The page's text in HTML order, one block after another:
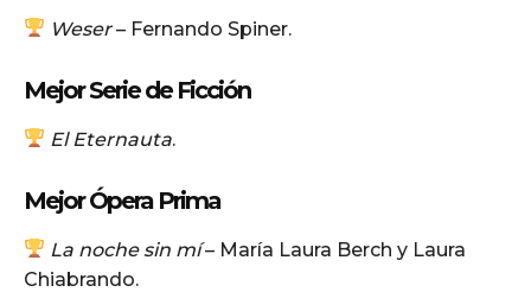
Weser– Fernando Spiner.
Mejor Serie de Ficción
El Eternauta.
Mejor Ópera Prima
La noche sin mí– María Laura Berch y Laura
Chiabrando.